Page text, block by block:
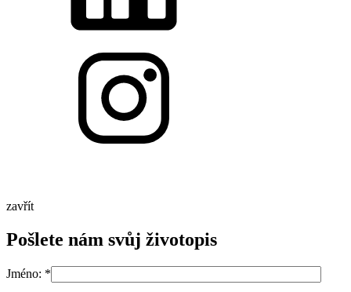
zavřít
Pošlete nám svůj životopis
Jméno: *